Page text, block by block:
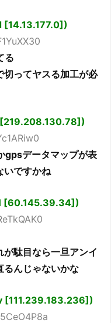
[14.13.177.0])
る
切ってヤスる加工が必
[219.208.130.78])
gpsデータマップが表
いですかね
[60.145.39.34])
駄目なら一旦アンイ
るんじゃないかな
[111.239.183.236])